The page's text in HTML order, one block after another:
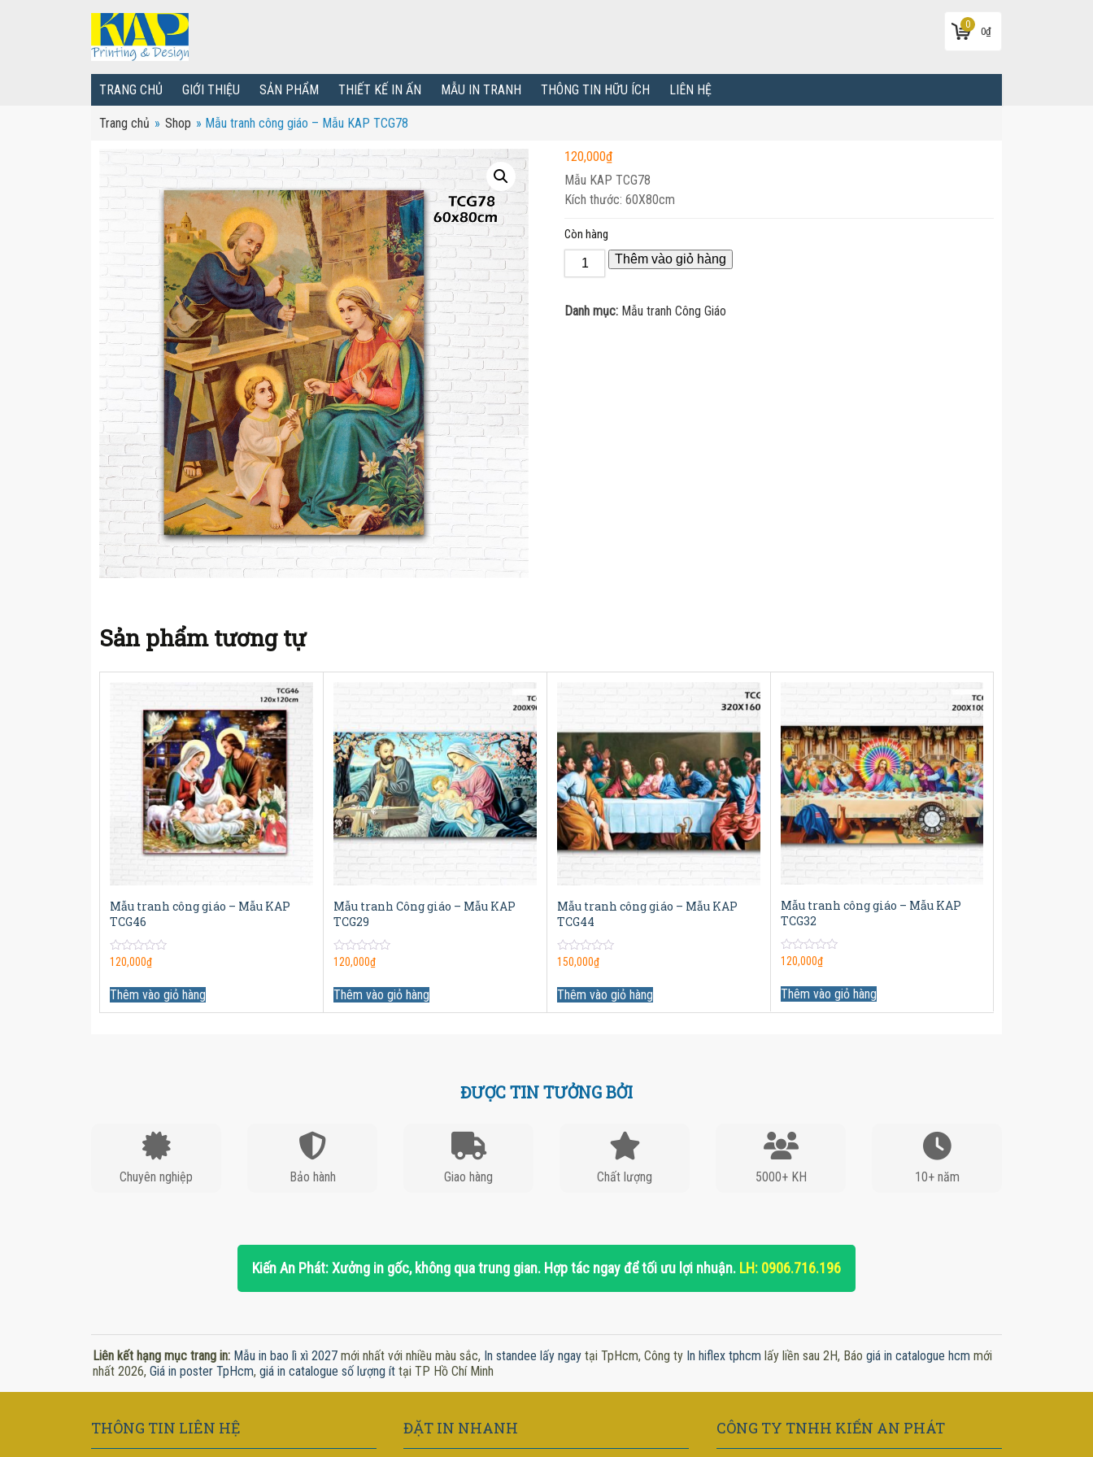
0
0₫
TRANG CHỦ GIỚI THIỆU SẢN PHẨM THIẾT KẾ IN ẤN MẪU IN TRANH THÔNG TIN HỮU ÍCH LIÊN HỆ
Trang chủ » Shop » Mẫu tranh công giáo – Mẫu KAP TCG78
120,000₫
Mẫu KAP TCG78
Kích thước: 60X80cm
Còn hàng
Thêm vào giỏ hàng
Danh mục: Mẫu tranh Công Giáo
Sản phẩm tương tự
Mẫu tranh công giáo – Mẫu KAP
TCG46
0
5
120,000₫
Thêm vào giỏ hàng
Mẫu tranh Công giáo – Mẫu KAP
TCG29
0
5
120,000₫
Thêm vào giỏ hàng
Mẫu tranh công giáo – Mẫu KAP
TCG44
0
5
150,000₫
Thêm vào giỏ hàng
Mẫu tranh công giáo – Mẫu KAP
TCG32
0
5
120,000₫
Thêm vào giỏ hàng
ĐƯỢC TIN TƯỞNG BỞI
Chuyên nghiệp Bảo hành Giao hàng Chất lượng 5000+ KH 10+ năm
Kiến An Phát: Xưởng in gốc, không qua trung gian. Hợp tác ngay để tối ưu lợi nhuận. LH: 0906.716.196
Liên kết hạng mục trang in: Mẫu in bao lì xì 2027 mới nhất với nhiều màu sắc, In standee lấy ngay tại TpHcm, Công ty In hiflex tphcm lấy liền sau 2H, Báo giá in catalogue hcm mới
nhất 2026, Giá in poster TpHcm, giá in catalogue số lượng ít tại TP Hồ Chí Minh
THÔNG TIN LIÊN HỆ ĐẶT IN NHANH CÔNG TY TNHH KIẾN AN PHÁT